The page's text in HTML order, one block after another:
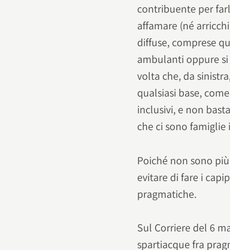
contribuente per
affamare (né
diffuse, comprese
ambulanti oppure
volta che, da
qualsiasi base,
inclusivi, e non
che ci sono
Poiché non sono
evitare di fare i
pragmatiche.
Sul Corriere del 6
spartiacque fra